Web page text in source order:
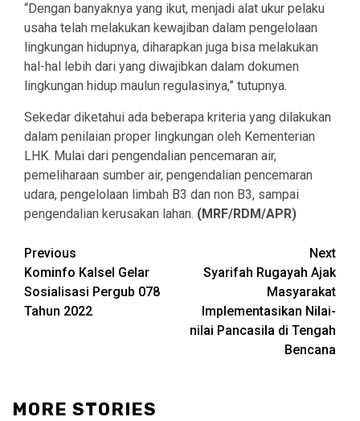
“Dengan banyaknya yang ikut, menjadi alat ukur pelaku
usaha telah melakukan kewajiban dalam pengelolaan
lingkungan hidupnya, diharapkan juga bisa melakukan
hal-hal lebih dari yang diwajibkan dalam dokumen
lingkungan hidup maulun regulasinya,” tutupnya.
Sekedar diketahui ada beberapa kriteria yang dilakukan
dalam penilaian proper lingkungan oleh Kementerian
LHK. Mulai dari pengendalian pencemaran air,
pemeliharaan sumber air, pengendalian pencemaran
udara, pengelolaan limbah B3 dan non B3, sampai
pengendalian kerusakan lahan. (MRF/RDM/APR)
Continue
Reading
Previous
Kominfo Kalsel Gelar
Sosialisasi Pergub 078
Tahun 2022
Next
Syarifah Rugayah Ajak
Masyarakat
Implementasikan Nilai-
nilai Pancasila di Tengah
Bencana
MORE STORIES